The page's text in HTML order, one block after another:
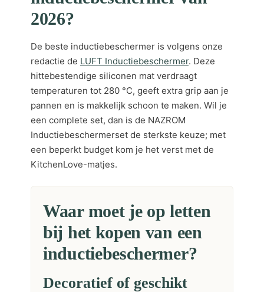
2026?
De beste inductiebeschermer is volgens onze
redactie de LUFT Inductiebeschermer. Deze
hittebestendige siliconen mat verdraagt
temperaturen tot 280 °C, geeft extra grip aan je
pannen en is makkelijk schoon te maken. Wil je
een complete set, dan is de NAZROM
Inductiebeschermerset de sterkste keuze; met
een beperkt budget kom je het verst met de
KitchenLove-matjes.
Waar moet je op letten
bij het kopen van een
inductiebeschermer?
Decoratief of geschikt